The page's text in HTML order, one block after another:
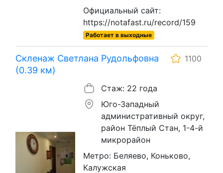
Официальный сайт:
https://notafast.ru/record/159
Работает в выходные
Скленаж Светлана Рудольфовна
(0.39 км)
1100
Стаж: 22 года
Юго-Западный
административный округ,
район Тёплый Стан, 1-4-й
микрорайон
Метро: Беляево, Коньково,
Калужская